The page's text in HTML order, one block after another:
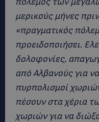
μερικούς μήνες
«πραγματικός
προειδοποιήσει.
δολοφονίες,
από Αλβανούς για
πυρπολισμοί
πέσουν στα χέρια
χωριών για να